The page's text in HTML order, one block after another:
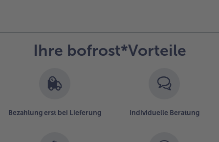
Ihre bofrost*Vorteile
Bezahlung erst bei Lieferung Individuelle Beratung